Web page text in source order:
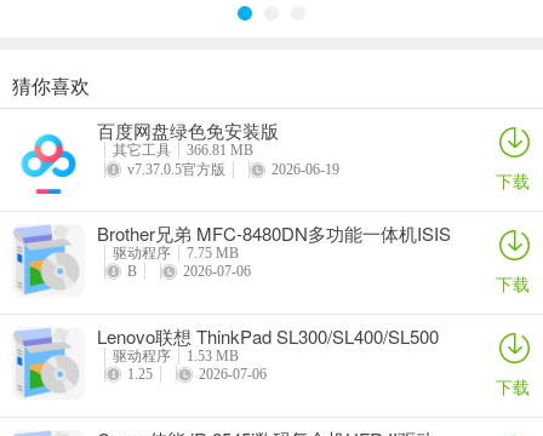
奥睿科PAS3062-2E/PAS3062-2S/PAS3064-2S2E系列扩展卡驱动
详情
Canon佳能 PowerShot A310 WIA驱动
详情
AMD Mobility Radeon HD 2000/HD 3000/HD 4000/HD 5000系列移动显卡催化剂驱动
映泰Hi-Fi H77S 5.x主板BIOS
猜你喜欢
百度网盘绿色免安装版
其它工具
366.81 MB
v7.37.0.5官方版
2026-06-19 下载
Brother兄弟 MFC-8480DN多功能一体机ISIS
驱动
驱动程序
7.75 MB
B
2026-07-06 下载
Lenovo联想 ThinkPad SL300/SL400/SL500
笔记本BIOS
驱动程序
1.53 MB
1.25
2026-07-06 下载